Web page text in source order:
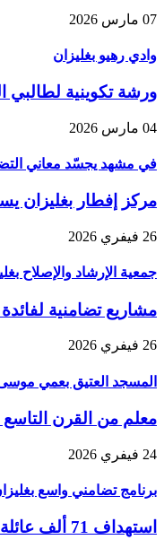
07 مارس 2026
وادي رهيو بغليزان
ورشة تكوينية لطالبي
04 مارس 2026
في مشهد يجسّد معاني
مركز إفطار بغليزان
26 فيفري 2026
جمعية الإرشاد والإصلاح
مشاريع تضامنية
26 فيفري 2026
المسجد العتيق بعمي
معلم من القرن التاسع
24 فيفري 2026
برنامج تضامني واسع
استهداف 71 ألف عائلة والترخيص لـ 15 مطعم إفطار